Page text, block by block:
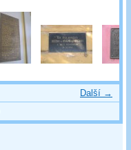
Další →